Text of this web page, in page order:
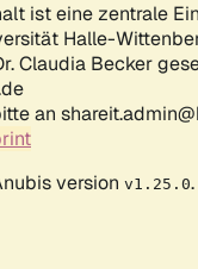
ist eine zentrale
Halle-
Claudia Becker
an
version v1.25.0.